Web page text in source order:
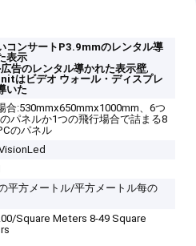
コンサートP3.9mmのレンタル導
表示
告のレンタル導かれた表示壁,
はビデオ ウォール・ディスプレ
いた
合:530mmx650mmx1000mm、6つ
パネルか1つの飛行場合で詰まる8
のパネル
平方メートル/平方メートル每の
Square Meters 8-49 Square